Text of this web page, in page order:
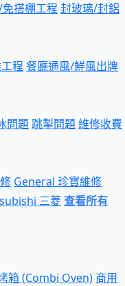
搭棚工程 封玻璃/封鋁
程 餐廳通風/鮮風出牌
問題跳掣問題維修收費
General 珍寶維修
三菱查看所有
箱 (Combi Oven) 商用